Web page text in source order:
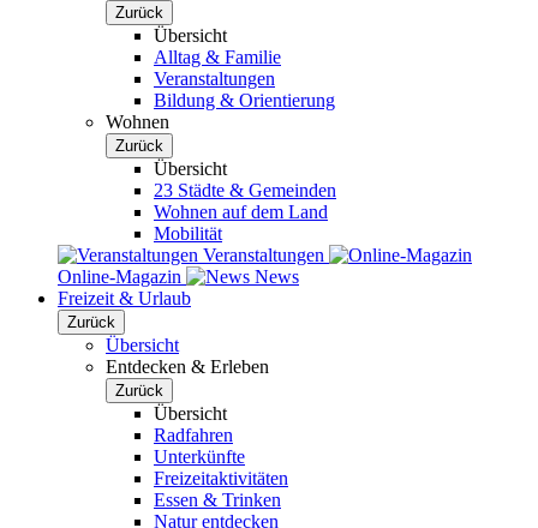
Zurück
Übersicht
Alltag & Familie
Veranstaltungen
Bildung & Orientierung
Wohnen
Zurück
Übersicht
23 Städte & Gemeinden
Wohnen auf dem Land
Mobilität
Veranstaltungen
Online-Magazin
News
Freizeit & Urlaub
Zurück
Übersicht
Entdecken & Erleben
Zurück
Übersicht
Radfahren
Unterkünfte
Freizeitaktivitäten
Essen & Trinken
Natur entdecken